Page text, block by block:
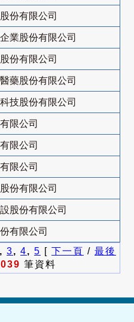
份有限公司
業股份有限公司
份有限公司
藥股份有限公司
技股份有限公司
限公司
限公司
限公司
份有限公司
股份有限公司
有限公司
, 3, 4, 5 [ 下一頁 / 最後
筆資料